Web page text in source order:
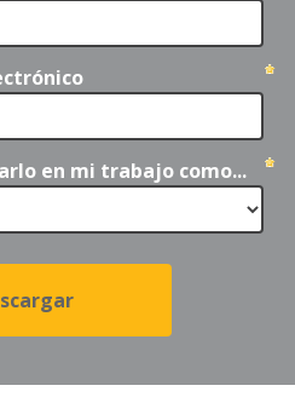
en mi trabajo como...